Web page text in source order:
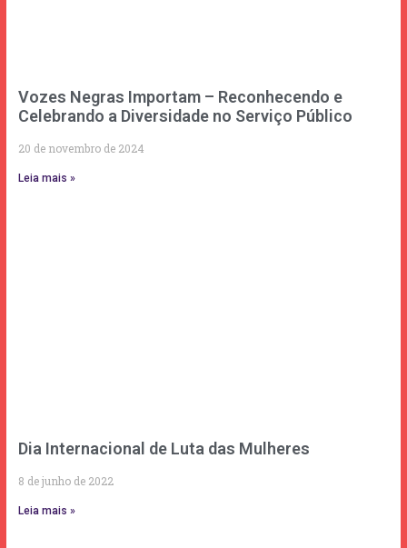
Vozes Negras Importam – Reconhecendo e
Celebrando a Diversidade no Serviço Público
20 de novembro de 2024
Leia mais »
Dia Internacional de Luta das Mulheres
8 de junho de 2022
Leia mais »